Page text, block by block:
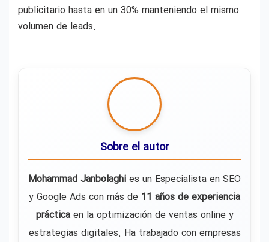
publicitario hasta en un 30% manteniendo el mismo
volumen de leads.
Sobre el autor
Mohammad Janbolaghi es un Especialista en SEO
y Google Ads con más de 11 años de experiencia
prácticaen la optimización de ventas online y
estrategias digitales. Ha trabajado con empresas